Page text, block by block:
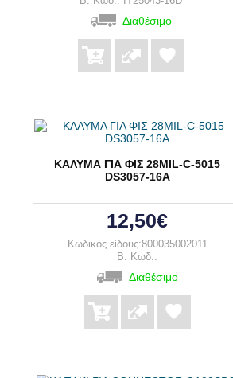
Διαθέσιμο
ΚΑΛΥΜΑ ΓΙΑ ΦΙΣ 28MIL-C-5015
DS3057-16A
12,50€
Κωδικός είδους:800035002011
B. Κωδ.:
Διαθέσιμο